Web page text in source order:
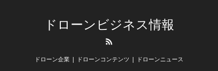
ドローンビジネス情報
ドローン企業 ドローンコンテンツ ドローンニュース